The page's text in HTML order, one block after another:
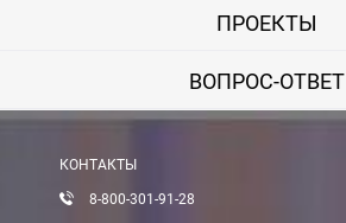
ПРОЕКТЫ
ВОПРОС-ОТВЕТ
КОНТАКТЫ
8-800-301-91-28